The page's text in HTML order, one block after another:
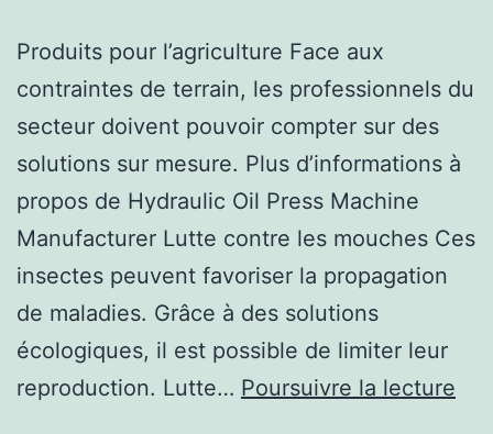
Produits pour l’agriculture Face aux
contraintes de terrain, les professionnels du
secteur doivent pouvoir compter sur des
solutions sur mesure. Plus d’informations à
propos de Hydraulic Oil Press Machine
Manufacturer Lutte contre les mouches Ces
insectes peuvent favoriser la propagation
de maladies. Grâce à des solutions
écologiques, il est possible de limiter leur
reproduction. Lutte… Poursuivre la lecture